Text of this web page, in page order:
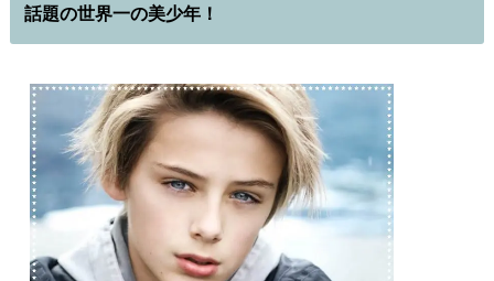
話題の世界一の美少年！